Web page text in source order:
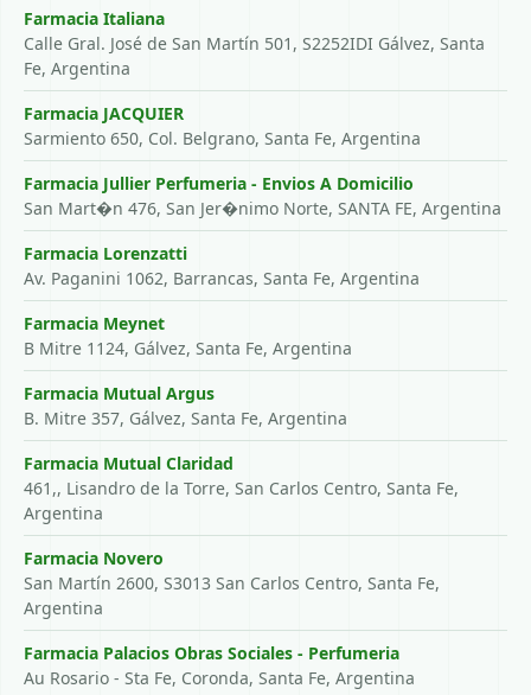
Farmacia Italiana
Calle Gral. José de San Martín 501, S2252IDI Gálvez, Santa
Fe, Argentina
Farmacia JACQUIER
Sarmiento 650, Col. Belgrano, Santa Fe, Argentina
Farmacia Jullier Perfumeria - Envios A Domicilio
San Mart�n 476, San Jer�nimo Norte, SANTA FE, Argentina
Farmacia Lorenzatti
Av. Paganini 1062, Barrancas, Santa Fe, Argentina
Farmacia Meynet
B Mitre 1124, Gálvez, Santa Fe, Argentina
Farmacia Mutual Argus
B. Mitre 357, Gálvez, Santa Fe, Argentina
Farmacia Mutual Claridad
461,, Lisandro de la Torre, San Carlos Centro, Santa Fe,
Argentina
Farmacia Novero
San Martín 2600, S3013 San Carlos Centro, Santa Fe,
Argentina
Farmacia Palacios Obras Sociales - Perfumeria
Au Rosario - Sta Fe, Coronda, Santa Fe, Argentina